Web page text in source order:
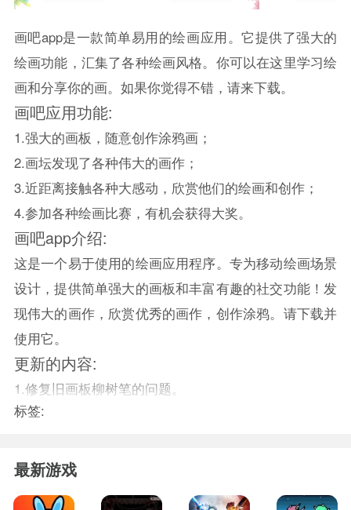
画吧app是一款简单易用的绘画应用。它提供了强大的
绘画功能，汇集了各种绘画风格。你可以在这里学习绘
画和分享你的画。如果你觉得不错，请来下载。
画吧应用功能:
1.强大的画板，随意创作涂鸦画；
2.画坛发现了各种伟大的画作；
3.近距离接触各种大感动，欣赏他们的绘画和创作；
4.参加各种绘画比赛，有机会获得大奖。
画吧app介绍:
这是一个易于使用的绘画应用程序。专为移动绘画场景
设计，提供简单强大的画板和丰富有趣的社交功能！发
现伟大的画作，欣赏优秀的画作，创作涂鸦。请下载并
使用它。
更新的内容:
1.修复旧画板柳树笔的问题。
标签:
最新游戏